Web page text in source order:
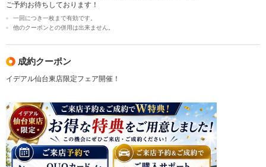
ご予約お待ちしております！
一回につき一枚まで有効です。
他のクーポンとの併用は出来ません。
成約クーポン
イデアル仙台東店限定フェア開催！